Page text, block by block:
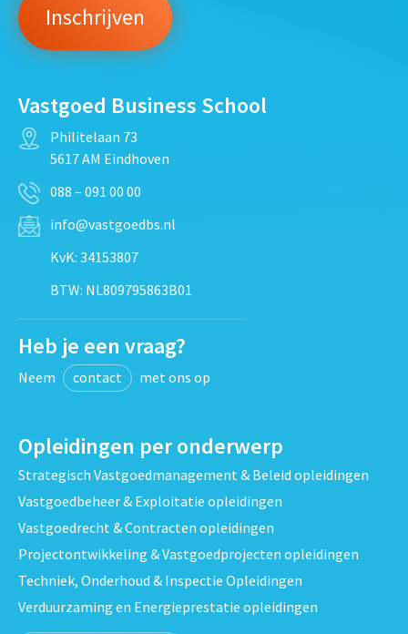
Vastgoed Business School
Philitelaan 73
5617 AM Eindhoven
088 – 091 00 00
info@vastgoedbs.nl
KvK: 34153807
BTW: NL809795863B01
Heb je een vraag?
Neem contact met ons op
Opleidingen per onderwerp
Strategisch Vastgoedmanagement & Beleid opleidingen
Vastgoedbeheer & Exploitatie opleidingen
Vastgoedrecht & Contracten opleidingen
Projectontwikkeling & Vastgoedprojecten opleidingen
Techniek, Onderhoud & Inspectie Opleidingen
Verduurzaming en Energieprestatie opleidingen